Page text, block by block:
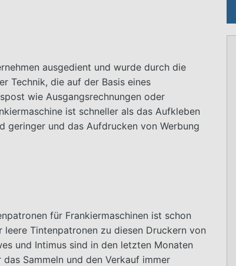
ausgedient und wurde durch die
Technik, die auf der Basis eines
wie Ausgangsrechnungen oder
ist schneller als das Aufkleben
geringer und das Aufdrucken von Werbung
für Frankiermaschinen ist schon
Tintenpatronen zu diesen Druckern von
und Intimus sind in den letzten Monaten
Sammeln und den Verkauf immer